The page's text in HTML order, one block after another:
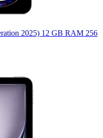
2025) 12 GB RAM 256